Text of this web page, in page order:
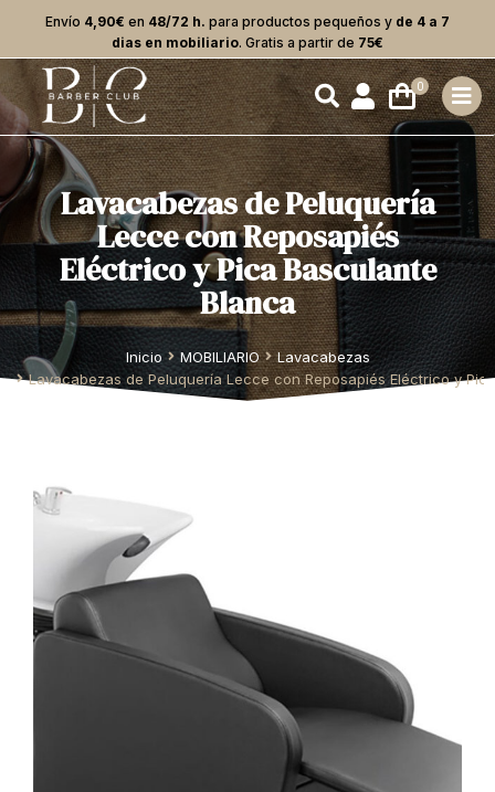
Envío 4,90€ en 48/72 h. para productos pequeños y de 4 a 7
dias en mobiliario. Gratis a partir de 75€
Lavacabezas de Peluquería
Lecce con Reposapiés
Eléctrico y Pica Basculante
Blanca
Estás aquí: Inicio MOBILIARIO
Lavacabezas
Lavacabezas de Peluquería Lecce con Reposapiés Eléctrico y